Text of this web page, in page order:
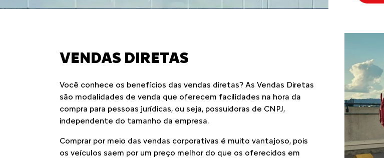
VENDAS DIRETAS
Você conhece os benefícios das vendas diretas? As Vendas Diretas
são modalidades de venda que oferecem facilidades na hora da
compra para pessoas jurídicas, ou seja, possuidoras de CNPJ,
independente do tamanho da empresa.
Comprar por meio das vendas corporativas é muito vantajoso, pois
os veículos saem por um preço melhor do que os oferecidos em